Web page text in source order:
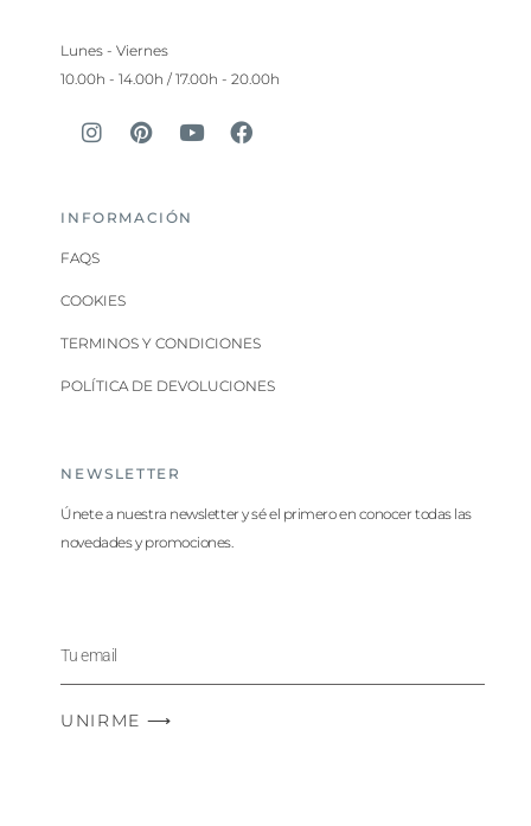
Lunes - Viernes
10.00h - 14.00h / 17.00h - 20.00h
INFORMACIÓN
FAQS
COOKIES
TERMINOS Y CONDICIONES
POLÍTICA DE DEVOLUCIONES
NEWSLETTER
Únete a nuestra newsletter y sé el primero en conocer todas las
novedades y promociones.
UNIRME ⟶